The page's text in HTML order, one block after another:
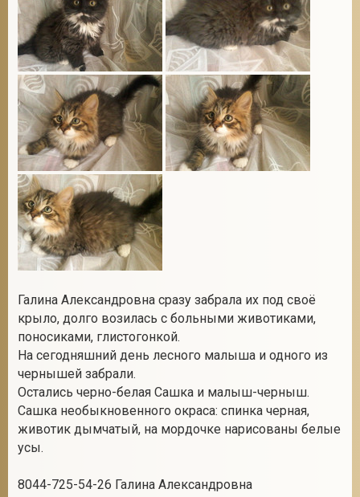
Галина Александровна сразу забрала их под своё
крыло, долго возилась с больными животиками,
поносиками, глистогонкой.
На сегодняшний день лесного малыша и одного из
чернышей забрали.
Остались черно-белая Сашка и малыш-черныш.
Сашка необыкновенного окраса: спинка черная,
животик дымчатый, на мордочке нарисованы белые
усы.
8044-725-54-26 Галина Александровна